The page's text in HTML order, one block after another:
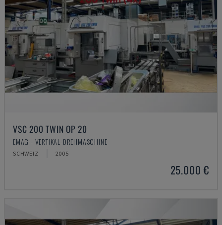
VSC 200 TWIN OP 20
EMAG - VERTIKAL-DREHMASCHINE
SCHWEIZ 2005
25.000 €